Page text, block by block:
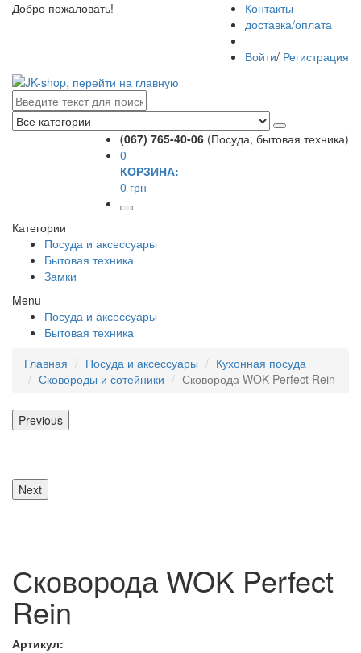
Добро пожаловать!
Контакты
доставка/оплата
Войти/ Регистрация
(067) 765-40-06 (Посуда, бытовая техника)
0
КОРЗИНА:
0 грн
Категории
Посуда и аксессуары
Бытовая техника
Замки
Menu
Посуда и аксессуары
Бытовая техника
Главная
Посуда и аксессуары
Кухонная посуда
Сковороды и сотейники
Сковорода WOK Perfect Rein
Previous
Next
Сковорода WOK Perfect
Rein
Артикул: